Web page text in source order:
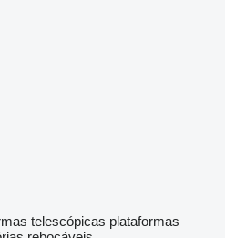
telescópicas plataformas